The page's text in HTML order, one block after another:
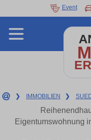
Event
❯ IMMOBILIEN ❯
Eigentumswohnung